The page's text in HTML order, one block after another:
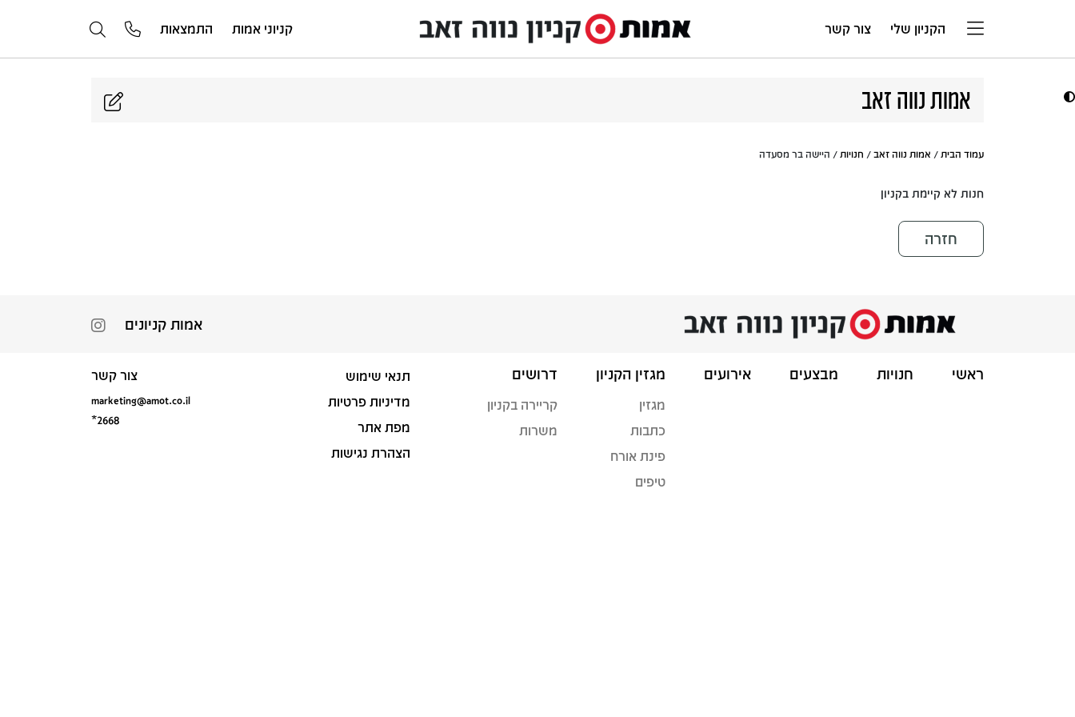
הקניון שלי צור קשר קניוני אמות התמצאות
אמות נווה זאב
עמוד הבית / אמות נווה זאב / חנויות / היישה בר מסעדה
חנות לא קיימת בקניון
חזרה
אמות קניונים
ראשי חנויות מבצעים אירועים מגזין הקניון
מגזין
כתבות
פינת אורח
טיפים
דרושים
קריירה בקניון
משרות
תנאי שימוש
מדיניות פרטיות
מפת אתר
הצהרת נגישות
צור קשר
marketing@amot.co.il
*2668